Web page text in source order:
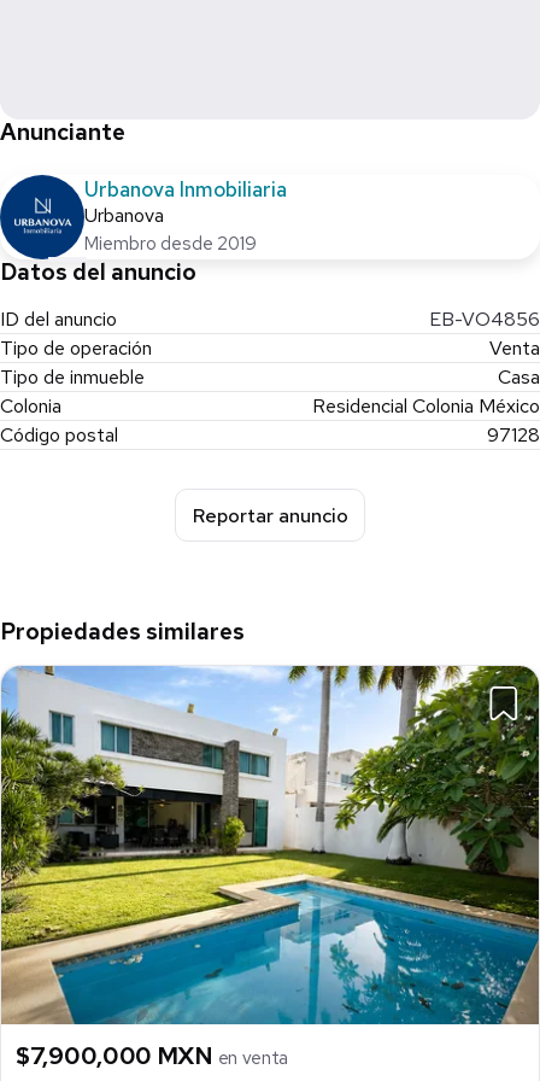
Anunciante
Urbanova Inmobiliaria
Urbanova
Miembro desde 2019
Datos del anuncio
ID del anuncio
EB-VO4856
Tipo de operación
Venta
Tipo de inmueble
Casa
Colonia
Residencial Colonia México
Código postal
97128
Reportar anuncio
Propiedades similares
$7,900,000 MXN en venta